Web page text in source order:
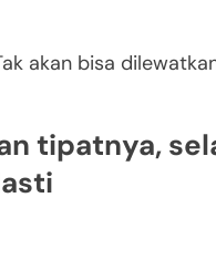
akan bisa
tipatnya,